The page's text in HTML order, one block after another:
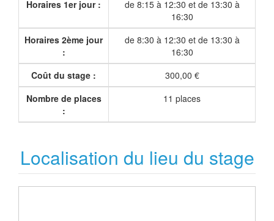
Horaires 1er jour :
de 8:15 à 12:30 et de 13:30 à
16:30
Horaires 2ème jour
:
de 8:30 à 12:30 et de 13:30 à
16:30
Coût du stage :
300,00 €
Nombre de places
:
11 places
Localisation du lieu du stage